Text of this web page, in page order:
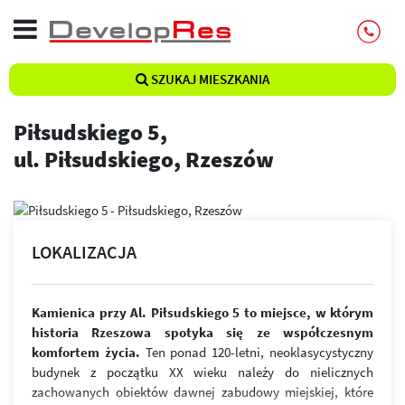
SZUKAJ MIESZKANIA
Piłsudskiego 5,
ul. Piłsudskiego, Rzeszów
LOKALIZACJA
Kamienica przy Al. Piłsudskiego 5 to miejsce, w którym
historia Rzeszowa spotyka się ze współczesnym
komfortem życia. Ten ponad 120-letni, neoklasycystyczny
budynek z początku XX wieku należy do nielicznych
zachowanych obiektów dawnej zabudowy miejskiej, które